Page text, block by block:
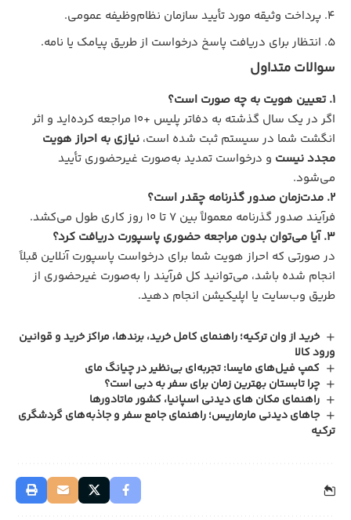
پرداخت وثیقه مورد تأیید سازمان نظام‌وظیفه عمومی.
انتظار برای دریافت پاسخ درخواست از طریق پیامک یا نامه.
سوالات متداول
1. تعیین هویت به چه صورت است؟
اگر در یک سال گذشته به دفاتر پلیس +10 مراجعه کرده‌اید و اثر
انگشت شما در سیستم ثبت شده است، نیازی به احراز هویت
مجدد نیست و درخواست تمدید به‌صورت غیرحضوری تأیید
می‌شود.
2. مدت‌زمان صدور گذرنامه چقدر است؟
فرآیند صدور گذرنامه معمولاً بین ۷ تا ۱۰ روز کاری طول می‌کشد.
3. آیا می‌توان بدون مراجعه حضوری پاسپورت دریافت کرد؟
در صورتی که احراز هویت شما برای درخواست پاسپورت آنلاین قبلاً
انجام شده باشد، می‌توانید کل فرآیند را به‌صورت غیرحضوری از
طریق وب‌سایت یا اپلیکیشن انجام دهید.
خرید از وان ترکیه؛ راهنمای کامل خرید، برندها، مراکز خرید و قوانین
ورود کالا
کمپ فیل‌های مایسا: تجربه‌ای بی‌نظیر در چیانگ مای
چرا تابستان بهترین زمان برای سفر به دبی است؟
راهنمای مکان های دیدنی اسپانیا، کشور ماتادورها
جاهای دیدنی مارماریس؛ راهنمای جامع سفر و جاذبه‌های گردشگری
ترکیه